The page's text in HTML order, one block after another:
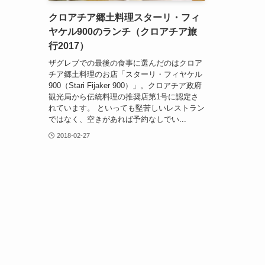
クロアチア郷土料理スターリ・フィ
ヤケル900のランチ（クロアチア旅
行2017）
ザグレブでの最後の食事に選んだのはクロア
チア郷土料理のお店「スターリ・フィヤケル
900（Stari Fijaker 900）」。クロアチア政府
観光局から伝統料理の推奨店第1号に認定さ
れています。 といっても堅苦しいレストラン
ではなく、空きがあれば予約なしでい...
2018-02-27